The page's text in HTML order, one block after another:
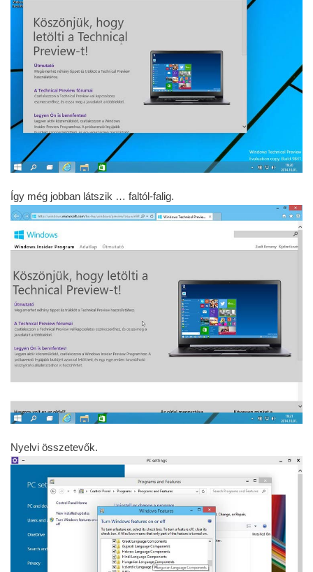
Nyelvi összetevők.
Magyar megjelenítési nyelv az nincs. Mondjuk ebben biztosak
lehettünk.